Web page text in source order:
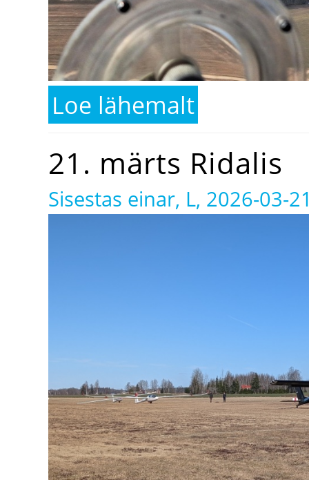
Loe lähemalt
21. märts Ridalis
Sisestas einar, L, 2026-03-